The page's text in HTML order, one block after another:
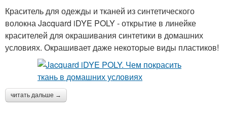
Краситель для одежды и тканей из синтетического
волокна Jacquard iDYE POLY - открытие в линейке
красителей для окрашивания синтетики в домашних
условиях. Окрашивает даже некоторые виды пластиков!
читать дальше →